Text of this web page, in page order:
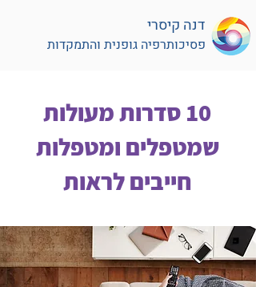
דנה קיסרי
פסיכותרפיה גופנית והתמקדות
10 סדרות מעולות
שמטפלים ומטפלות
חייבים לראות